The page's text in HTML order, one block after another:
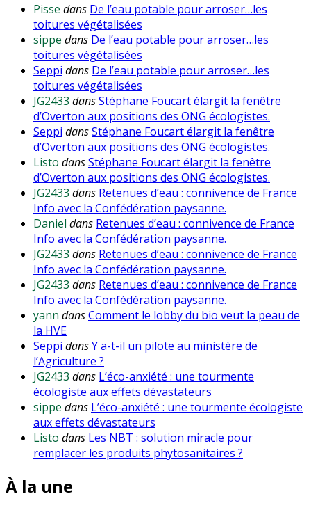
Pisse dans De l’eau potable pour arroser…les
toitures végétalisées
sippe dans De l’eau potable pour arroser…les
toitures végétalisées
Seppi dans De l’eau potable pour arroser…les
toitures végétalisées
JG2433 dansStéphane Foucart élargit la fenêtre
d’Overton aux positions des ONG écologistes.
Seppi dansStéphane Foucart élargit la fenêtre
d’Overton aux positions des ONG écologistes.
Listo dansStéphane Foucart élargit la fenêtre
d’Overton aux positions des ONG écologistes.
JG2433 dans Retenues d’eau : connivence de France
Info avec la Confédération paysanne.
Daniel dans Retenues d’eau : connivence de France
Info avec la Confédération paysanne.
JG2433 dans Retenues d’eau : connivence de France
Info avec la Confédération paysanne.
JG2433 dans Retenues d’eau : connivence de France
Info avec la Confédération paysanne.
yann dansComment le lobby du bio veut la peau de
la HVE
Seppi dansY a-t-il un pilote au ministère de
l’Agriculture ?
JG2433 dans L’éco-anxiété : une tourmente
écologiste aux effets dévastateurs
sippe dans L’éco-anxiété : une tourmente écologiste
aux effets dévastateurs
Listo dans Les NBT : solution miracle pour
remplacer les produits phytosanitaires ?
À la une